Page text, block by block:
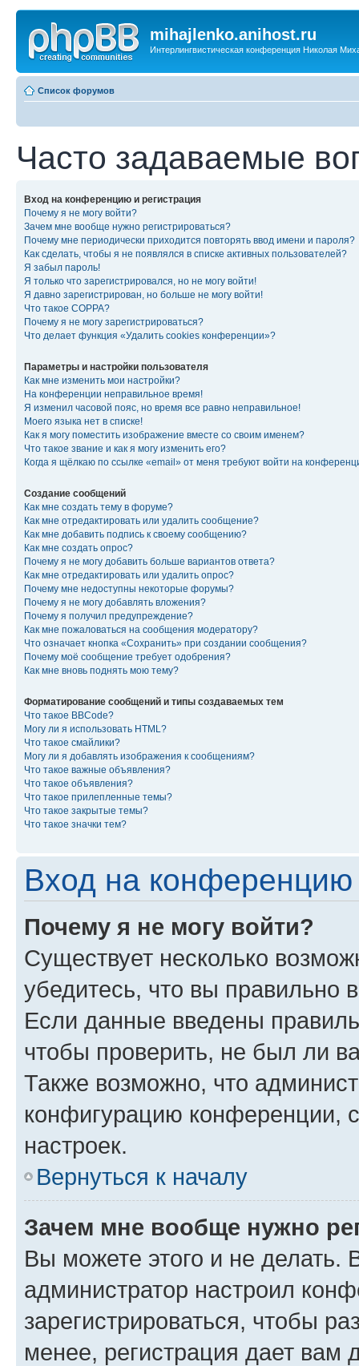
mihajlenko.anihost.ru
Интерлингвистическая конференция Николая
Список форумов
Часто задаваемые
Вход на конференцию и регистрация
Почему я не могу войти?
Зачем мне вообще нужно регистрироваться?
Почему мне периодически приходится повторять ввод имени и пароля?
Как сделать, чтобы я не появлялся в списке активных пользователей?
Я забыл пароль!
Я только что зарегистрировался, но не могу войти!
Я давно зарегистрирован, но больше не могу войти!
Что такое COPPA?
Почему я не могу зарегистрироваться?
Что делает функция «Удалить cookies конференции»?
Параметры и настройки пользователя
Как мне изменить мои настройки?
На конференции неправильное время!
Я изменил часовой пояс, но время все равно неправильное!
Моего языка нет в списке!
Как я могу поместить изображение вместе со своим именем?
Что такое звание и как я могу изменить его?
Когда я щёлкаю по ссылке «email» от меня требуют войти на
Создание сообщений
Как мне создать тему в форуме?
Как мне отредактировать или удалить сообщение?
Как мне добавить подпись к своему сообщению?
Как мне создать опрос?
Почему я не могу добавить больше вариантов ответа?
Как мне отредактировать или удалить опрос?
Почему мне недоступны некоторые форумы?
Почему я не могу добавлять вложения?
Почему я получил предупреждение?
Как мне пожаловаться на сообщения модератору?
Что означает кнопка «Сохранить» при создании сообщения?
Почему моё сообщение требует одобрения?
Как мне вновь поднять мою тему?
Форматирование сообщений и типы создаваемых тем
Что такое BBCode?
Могу ли я использовать HTML?
Что такое смайлики?
Могу ли я добавлять изображения к сообщениям?
Что такое важные объявления?
Что такое объявления?
Что такое прилепленные темы?
Что такое закрытые темы?
Что такое значки тем?
Вход на конференцию
Почему я не могу войти?
Существует несколько
убедитесь, что вы правильно
Если данные введены
чтобы проверить, не был ли
Также возможно, что
конфигурацию конференции,
настроек.
Вернуться к началу
Зачем мне вообще нужно
Вы можете этого и не делать.
администратор настроил
зарегистрироваться, чтобы
менее, регистрация дает вам